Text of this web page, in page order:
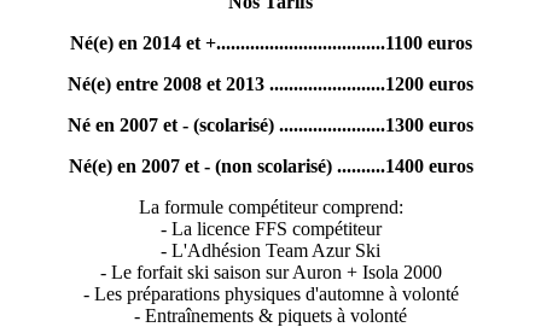
Né(e) en 2014 et +...................................1100 euros
Né(e) entre 2008 et 2013 ........................1200 euros
Né en 2007 et - (scolarisé) ......................1300 euros
Né(e) en 2007 et - (non scolarisé) ..........1400 euros
La formule compétiteur comprend:
- La licence FFS compétiteur
- L'Adhésion Team Azur Ski
- Le forfait ski saison sur Auron + Isola 2000
- Les préparations physiques d'automne à volonté
- Entraînements & piquets à volonté